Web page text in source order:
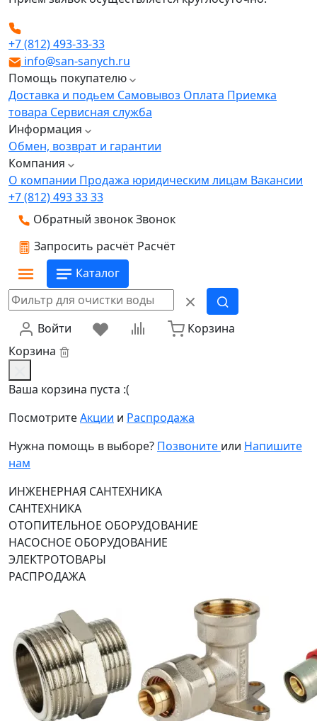
+7 (812) 493-33-33
info@san-sanych.ru
Помощь покупателю
Доставка и подьем Самовывоз Оплата Приемка
товара Сервисная служба
Информация
Обмен, возврат и гарантии
Компания
О компании Продажа юридическим лицам Вакансии
+7 (812) 493 33 33
Обратный звонокЗвонок
Запросить расчёт Расчёт
Каталог
Войти
Корзина
Корзина
Ваша корзина пуста :(
ПосмотритеАкции и Распродажа
Нужна помощь в выборе? Позвоните или Напишите
нам
ИНЖЕНЕРНАЯ САНТЕХНИКА
САНТЕХНИКА
ОТОПИТЕЛЬНОЕ ОБОРУДОВАНИЕ
НАСОСНОЕ ОБОРУДОВАНИЕ
ЭЛЕКТРОТОВАРЫ
РАСПРОДАЖА